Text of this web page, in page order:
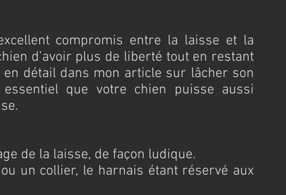
compromis entre la laisse et la
d’avoir plus de liberté tout en restant
en détail dans mon article sur lâcher son
que votre chien puisse aussi
de la laisse, de façon ludique.
un collier, le harnais étant réservé aux